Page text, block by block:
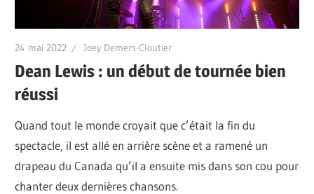
24 mai 2022 Joey Demers-Cloutier
Dean Lewis : un début de tournée bien
réussi
Quand tout le monde croyait que c’était la fin du
spectacle, il est allé en arrière scène et a ramené un
drapeau du Canada qu’il a ensuite mis dans son cou pour
chanter deux dernières chansons.